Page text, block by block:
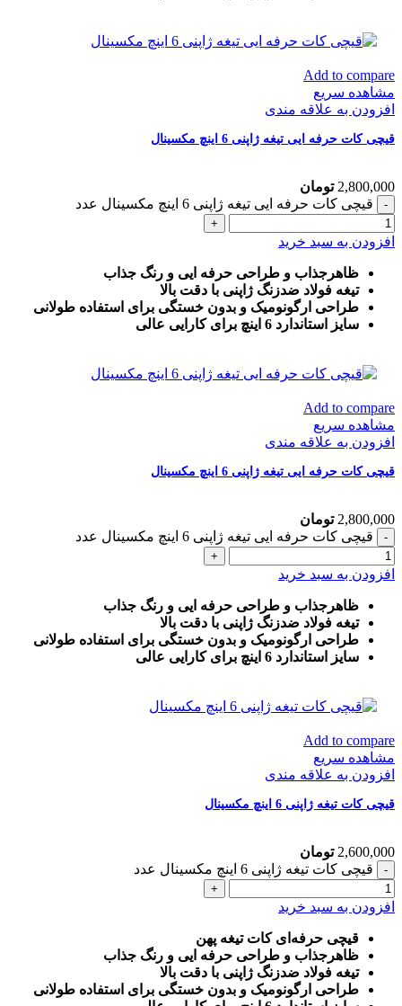
Add to compare
مشاهده سریع
افزودن به علاقه مندی
قیچی کات حرفه ایی تیغه ژاپنی 6 اینچ مکسینال
2,800,000 تومان
قیچی کات حرفه ایی تیغه ژاپنی 6 اینچ مکسینال عدد
افزودن به سبد خرید
ظاهرجذاب و طراحی حرفه ایی و رنگ جذاب
تیغه فولاد ضدزنگ ژاپنی با دقت بالا
طراحی ارگونومیک و بدون خستگی برای استفاده طولانی
سایز استاندارد 6 اینچ برای کارایی عالی
Add to compare
مشاهده سریع
افزودن به علاقه مندی
قیچی کات حرفه ایی تیغه ژاپنی 6 اینچ مکسینال
2,800,000 تومان
قیچی کات حرفه ایی تیغه ژاپنی 6 اینچ مکسینال عدد
افزودن به سبد خرید
ظاهرجذاب و طراحی حرفه ایی و رنگ جذاب
تیغه فولاد ضدزنگ ژاپنی با دقت بالا
طراحی ارگونومیک و بدون خستگی برای استفاده طولانی
سایز استاندارد 6 اینچ برای کارایی عالی
Add to compare
مشاهده سریع
افزودن به علاقه مندی
قیچی کات تیغه ژاپنی 6 اینچ مکسینال
2,600,000 تومان
قیچی کات تیغه ژاپنی 6 اینچ مکسینال عدد
افزودن به سبد خرید
قیچی حرفه‌ای کات تیغه پهن
ظاهرجذاب و طراحی حرفه ایی و رنگ جذاب
تیغه فولاد ضدزنگ ژاپنی با دقت بالا
طراحی ارگونومیک و بدون خستگی برای استفاده طولانی